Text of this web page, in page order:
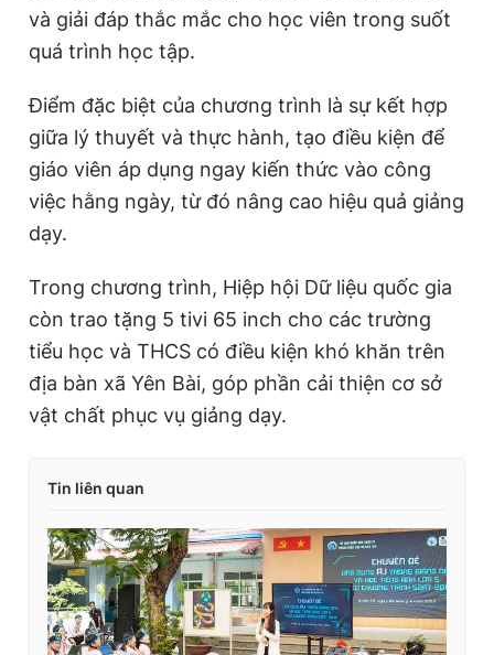
và giải đáp thắc mắc cho học viên trong suốt
quá trình học tập.
Điểm đặc biệt của chương trình là sự kết hợp
giữa lý thuyết và thực hành, tạo điều kiện để
giáo viên áp dụng ngay kiến thức vào công
việc hằng ngày, từ đó nâng cao hiệu quả giảng
dạy.
Trong chương trình, Hiệp hội Dữ liệu quốc gia
còn trao tặng 5 tivi 65 inch cho các trường
tiểu học và THCS có điều kiện khó khăn trên
địa bàn xã Yên Bài, góp phần cải thiện cơ sở
vật chất phục vụ giảng dạy.
Tin liên quan